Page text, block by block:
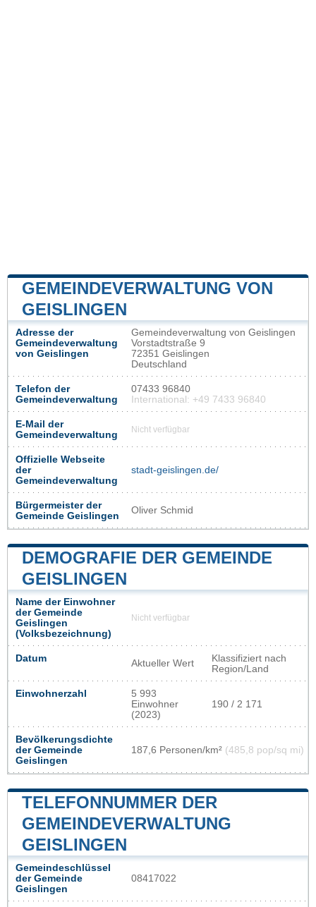
GEMEINDEVERWALTUNG VON
GEISLINGEN
Adresse der
Gemeindeverwaltung
von Geislingen
Gemeindeverwaltung von Geislingen
Vorstadtstraße 9
72351 Geislingen
Deutschland
Telefon der
Gemeindeverwaltung
07433 96840
International: +49 7433 96840
E-Mail der
Gemeindeverwaltung
Nicht verfügbar
Offizielle Webseite
der
Gemeindeverwaltung
stadt-geislingen.de/
Bürgermeister der
Gemeinde Geislingen
Oliver Schmid
DEMOGRAFIE DER GEMEINDE
GEISLINGEN
Name der Einwohner
der Gemeinde
Geislingen
(Volksbezeichnung)
Nicht verfügbar
Datum Aktueller Wert
Klassifiziert nach
Region/Land
Einwohnerzahl
5 993
Einwohner
(2023)
190 / 2 171
Bevölkerungsdichte
der Gemeinde
Geislingen
187,6 Personen/km² (485,8 pop/sq mi)
TELEFONNUMMER DER
GEMEINDEVERWALTUNG
GEISLINGEN
Gemeindeschlüssel
der Gemeinde
Geislingen
08417022